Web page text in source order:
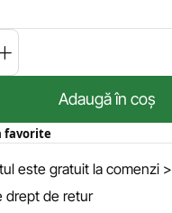
Adaugă în coș
favorite
este gratuit la comenzi >
drept de retur